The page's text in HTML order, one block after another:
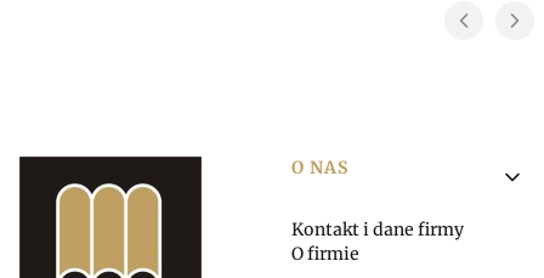
Linki w stopce
O NAS
Kontakt i dane firmy
O firmie